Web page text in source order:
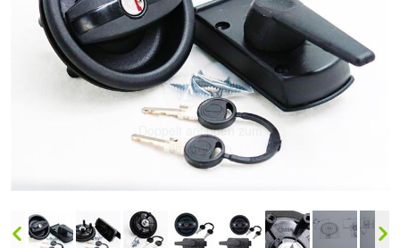
Doppelt antippen zum
vergrößern